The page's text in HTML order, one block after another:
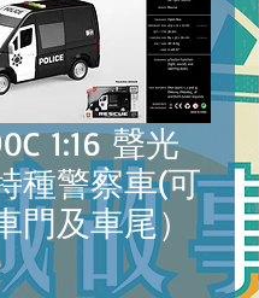
1:16 聲光
種警察車(可
門及車尾）
價
格